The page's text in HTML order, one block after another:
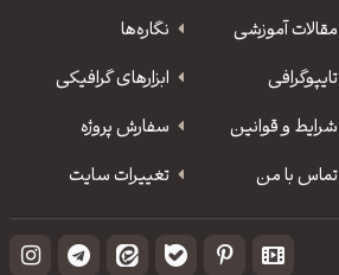
مقالات آموزشی
نگاره‌ها
‌تایپوگرافی
ابزارهای گرافیکی
شرایط و قوانین
سفارش پروژه
تماس با من تغییرات سایت